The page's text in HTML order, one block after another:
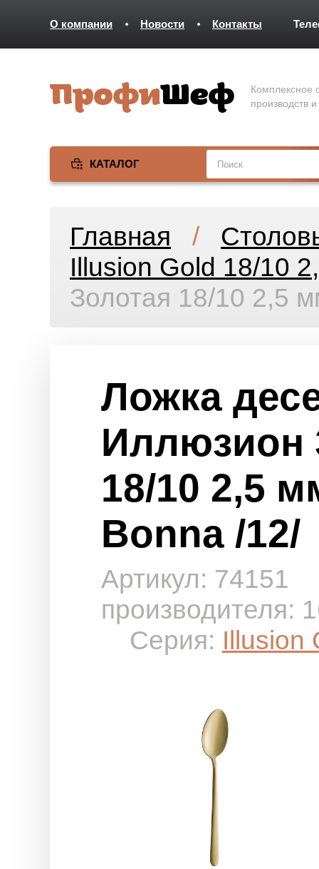
О компании Новости Контакты
Комплексное
производств
КАТАЛОГ
Главная /
Illusion Gold 18/10
Золотая 18/10 2,5
Ложка
Иллюзион
18/10 2,5
Bonna /12/
Артикул: 74151
производителя:
Серия: Illusion